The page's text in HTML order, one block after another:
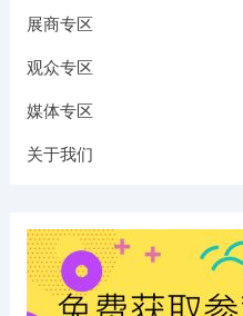
展商专区
观众专区
媒体专区
关于我们